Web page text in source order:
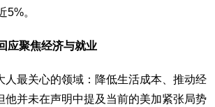
5%。
应聚焦经济与就业
人最关心的领域：降低生活成本、推动经
他并未在声明中提及当前的美加紧张局势